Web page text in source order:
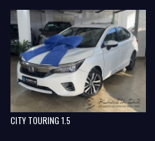
CITY TOURING 1.5